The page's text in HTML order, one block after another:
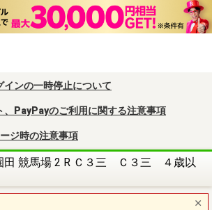
インの一時停止について
、PayPayのご利用に関する注意事項
ジ時の注意事項
田 競馬場 2 R Ｃ３三 Ｃ３三 ４歳以